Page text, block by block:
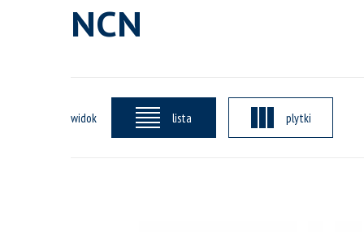
NCN
widok lista plytki